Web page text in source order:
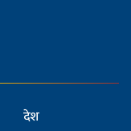
देश